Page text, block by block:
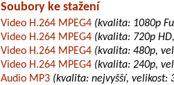
Soubory ke stažení
Video H.264 MPEG4 (kvalita: 1080p
Video H.264 MPEG4 (kvalita: 720p
Video H.264 MPEG4 (kvalita: 480p,
Video H.264 MPEG4 (kvalita: 240p,
Audio MP3 (kvalita: nejvyšší, velikost: